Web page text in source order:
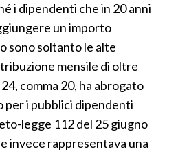
i dipendenti che in 20 anni
un importo
sono soltanto le alte
mensile di oltre
comma 20, ha abrogato
per i pubblici dipendenti
legge 112 del 25 giugno
invece rappresentava una